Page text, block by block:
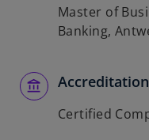
Master of
Banking,
Certified